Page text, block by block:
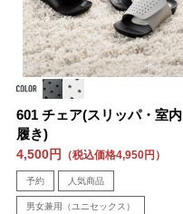
601 チェア(スリッパ・室内
履き)
4,500円 （税込価格4,950円）
予約 人気商品
男女兼用（ユニセックス）